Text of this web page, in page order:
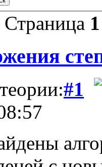
1
#1